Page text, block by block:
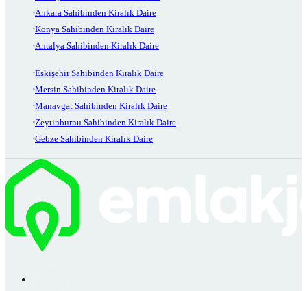
Ankara Sahibinden Kiralık Daire
Konya Sahibinden Kiralık Daire
Antalya Sahibinden Kiralık Daire
Eskişehir Sahibinden Kiralık Daire
Mersin Sahibinden Kiralık Daire
Manavgat Sahibinden Kiralık Daire
Zeytinburnu Sahibinden Kiralık Daire
Gebze Sahibinden Kiralık Daire